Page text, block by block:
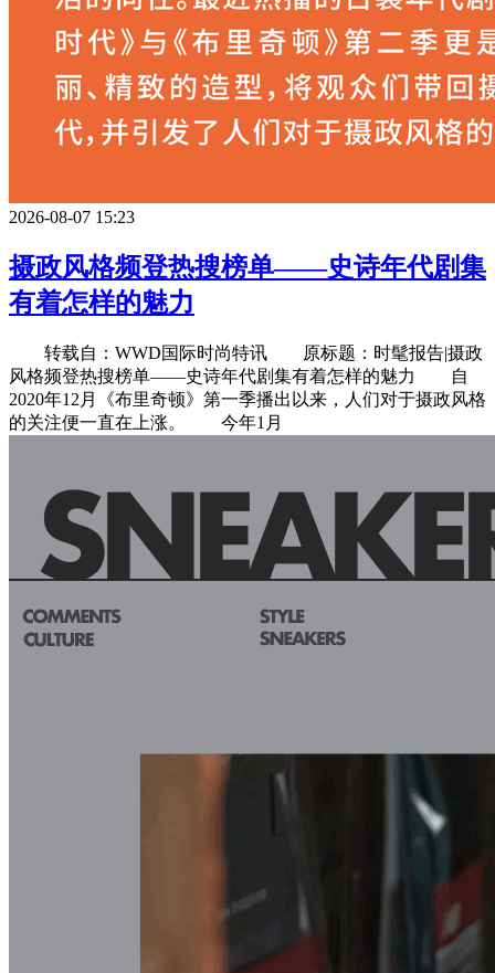
2026-08-07 15:23
摄政风格频登热搜榜单——史诗年代剧集
有着怎样的魅力
转载自：WWD国际时尚特讯 原标题：时髦报告|摄政
风格频登热搜榜单——史诗年代剧集有着怎样的魅力 自
2020年12月《布里奇顿》第一季播出以来，人们对于摄政风格
的关注便一直在上涨。 今年1月